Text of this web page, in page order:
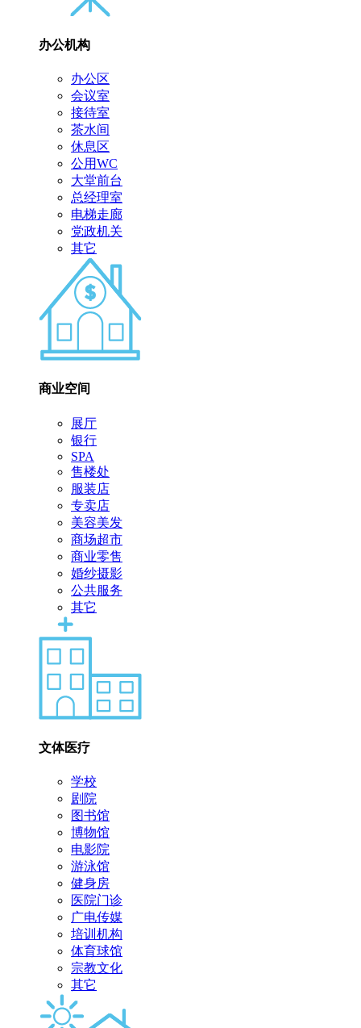
办公机构
办公区
会议室
接待室
茶水间
休息区
公用WC
大堂前台
总经理室
电梯走廊
党政机关
其它
商业空间
展厅
银行
SPA
售楼处
服装店
专卖店
美容美发
商场超市
商业零售
婚纱摄影
公共服务
其它
文体医疗
学校
剧院
图书馆
博物馆
电影院
游泳馆
健身房
医院门诊
广电传媒
培训机构
体育球馆
宗教文化
其它